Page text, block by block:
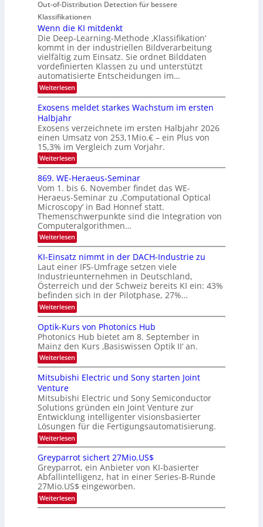
a
n
t
i
S
p
e
c
t
r
O
N
T
e
c
h
T
a
l
k
u
d
e
r
V
S
O
N
2
0
2
6
c
h
l
a
n
d
e
n
Out-of-Distribution Detection für bessere
Klassifikationen
Wenn die KI mitdenkt
Die Deep-Learning-Methode ‚Klassifikation‘
kommt in der industriellen Bildverarbeitung
vielfältig zum Einsatz. Sie ordnet Bilddaten
vordefinierten Klassen zu und unterstützt
automatisierte Entscheidungen im…
Weiterlesen:
W
n
d
i
e
K
I
m
i
t
d
e
n
k
t
Exosens meldet starkes Wachstum im ersten
Halbjahr
Exosens verzeichnete im ersten Halbjahr 2026
einen Umsatz von 253,1Mio.€ – ein Plus von
15,3% im Vergleich zum Vorjahr.
Weiterlesen:
E
x
o
s
e
n
s
m
e
l
d
e
t
s
t
a
r
k
e
W
a
c
h
s
u
i
m
e
r
s
t
e
n
H
a
l
b
j
a
869. WE-Heraeus-Seminar
Vom 1. bis 6. November findet das WE-
Heraeus-Seminar zu ‚Computational Optical
Microscopy‘ in Bad Honnef statt.
Themenschwerpunkte sind die Integration von
Computeralgorithmen…
Weiterlesen:
8
9
.
W
E
-
H
e
r
a
e
u
s
-
S
e
n
a
r
KI-Einsatz nimmt in der DACH-Industrie zu
Laut einer IFS-Umfrage setzen viele
Industrieunternehmen in Deutschland,
Österreich und der Schweiz bereits KI ein: 43%
befinden sich in der Pilotphase, 27%…
Weiterlesen:
K
-
E
i
n
s
t
n
m
m
t
i
n
d
e
r
D
A
C
H
Optik-Kurs von Photonics Hub
Photonics Hub bietet am 8. September in
Mainz den Kurs ‚Basiswissen Optik II‘ an.
Weiterlesen:
O
p
t
k
-
K
u
r
s
v
o
n
P
h
o
t
o
Mitsubishi Electric und Sony starten Joint
Venture
Mitsubishi Electric und Sony Semiconductor
Solutions gründen ein Joint Venture zur
Entwicklung intelligenter visionsbasierter
Lösungen für die Fertigungsautomatisierung.
Weiterlesen:
M
t
s
u
b
i
s
h
Greyparrot sichert 27Mio.US$
Greyparrot, ein Anbieter von KI-basierter
Abfallintelligenz, hat in einer Series-B-Runde
27Mio.US$ eingeworben.
Weiterlesen:
G